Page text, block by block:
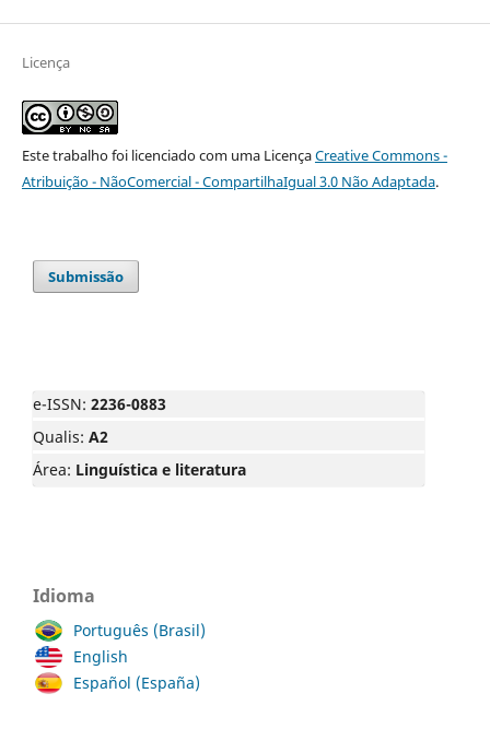
Licença
Este trabalho foi licenciado com uma LicençaCreative Commons -
Atribuição - NãoComercial - CompartilhaIgual 3.0 Não Adaptada.
Submissão
e-ISSN: 2236-0883
Qualis: A2
Área: Linguística e literatura
Idioma
Português (Brasil)
English
Español (España)